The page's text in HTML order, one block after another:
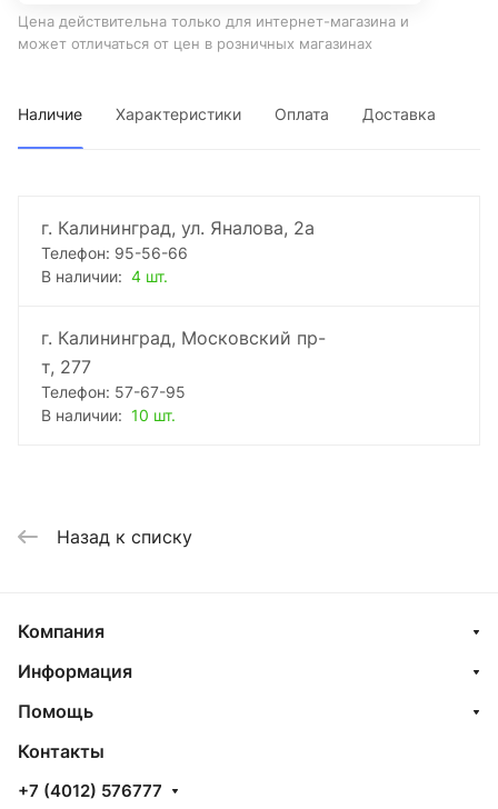
Цена действительна только для интернет-магазина и
может отличаться от цен в розничных магазинах
Наличие Характеристики Оплата Доставка
г. Калининград, ул. Яналова, 2а
Телефон: 95-56-66
В наличии: 4 шт.
г. Калининград, Московский пр-
т, 277
Телефон: 57-67-95
В наличии: 10 шт.
Назад к списку
Компания
Информация
Помощь
Контакты
+7 (4012) 576777